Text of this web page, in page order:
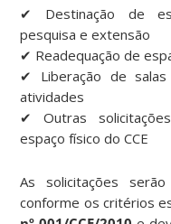
✔ Destinação de
pesquisa e extensão
✔ Readequação de
✔ Liberação de
atividades
✔ Outras
espaço físico do CCE
As solicitações serão
conforme os critérios